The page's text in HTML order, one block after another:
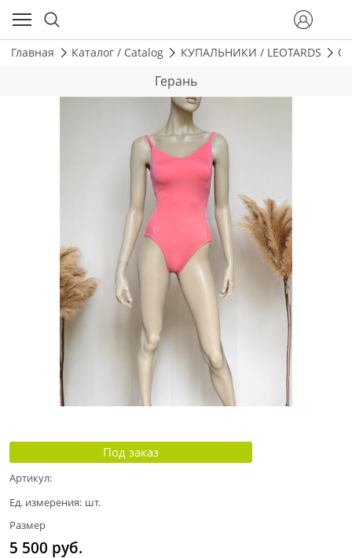
Главная Каталог / Catalog КУПАЛЬНИКИ / LEOTARDS
Герань
Под заказ
Артикул:
Ед. измерения: шт.
Размер
5 500 руб.